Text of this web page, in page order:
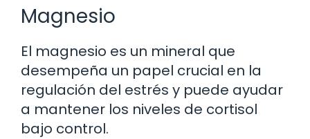
Magnesio
El magnesio es un mineral que
desempeña un papel crucial en la
regulación del estrés y puede ayudar
a mantener los niveles de cortisol
bajo control.